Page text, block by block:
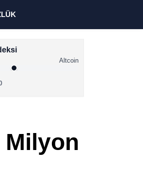
Altcoin Haberleri
Altcoin
Milyon